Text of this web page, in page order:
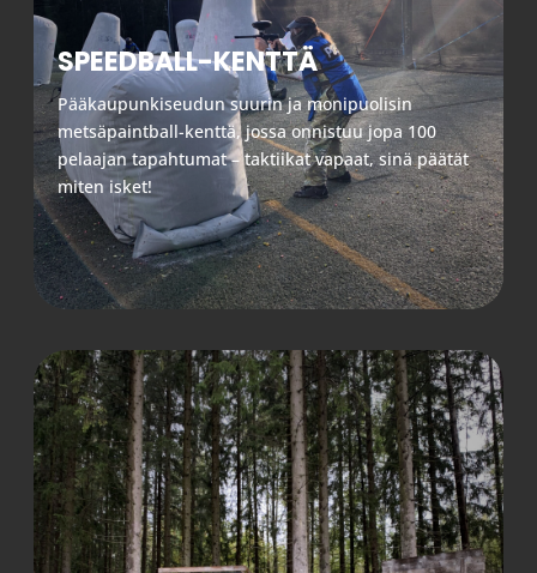
SPEEDBALL-KENTTÄ
Pääkaupunkiseudun suurin ja monipuolisin
metsäpaintball-kenttä, jossa onnistuu jopa 100
pelaajan tapahtumat – taktiikat vapaat, sinä päätät
miten isket!